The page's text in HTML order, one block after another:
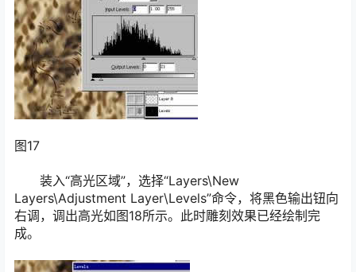
图17
装入“高光区域”，选择“Layers\New
Layers\Adjustment Layer\Levels”命令，将黑色输出钮向
右调，调出高光如图18所示。此时雕刻效果已经绘制完
成。